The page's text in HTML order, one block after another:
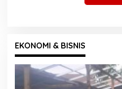
EKONOMI & BISNIS